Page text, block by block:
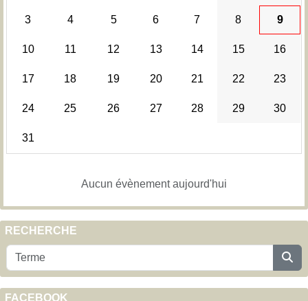
3 4 5 6 7 8 9
10 11 12 13 14 15 16
17 18 19 20 21 22 23
24 25 26 27 28 29 30
31
Aucun évènement aujourd'hui
RECHERCHE
FACEBOOK